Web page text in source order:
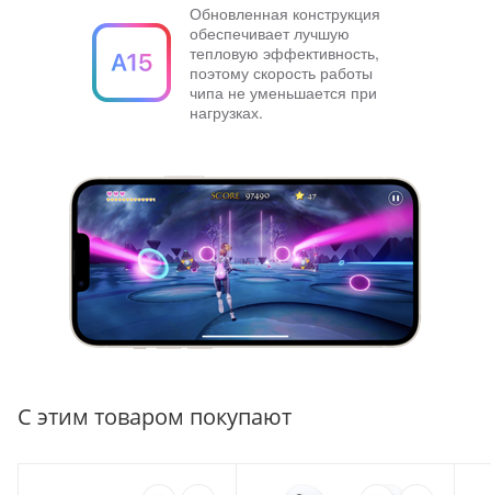
Обновленная конструкция
обеспечивает лучшую
тепловую эффективность,
поэтому скорость работы
чипа не уменьшается при
нагрузках.
С этим товаром покупают